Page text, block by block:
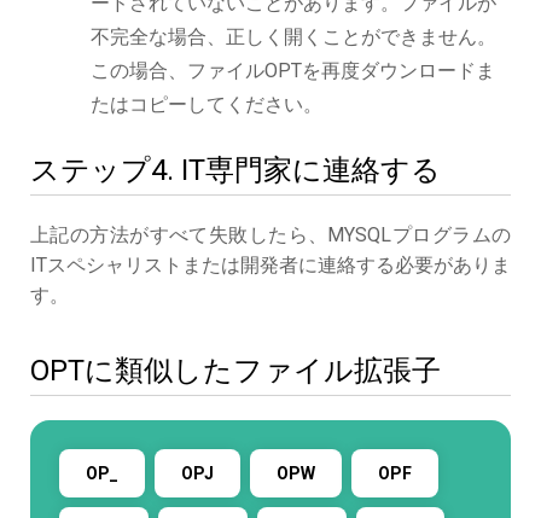
不完全な場合、正しく開くことができません。
この場合、ファイルOPTを再度ダウンロードま
たはコピーしてください。
ステップ4. IT専門家に連絡する
上記の方法がすべて失敗したら、MYSQLプログラムの
ITスペシャリストまたは開発者に連絡する必要がありま
す。
OPTに類似したファイル拡張子
OP_ OPJ OPW OPF